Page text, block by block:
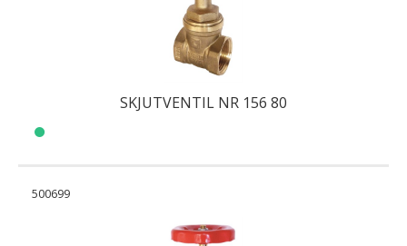
SKJUTVENTIL NR 156 80
500699